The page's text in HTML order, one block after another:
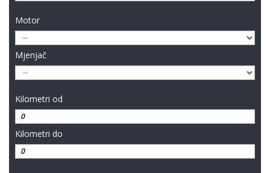
Motor
Mjenjač
Kilometri od
Kilometri do